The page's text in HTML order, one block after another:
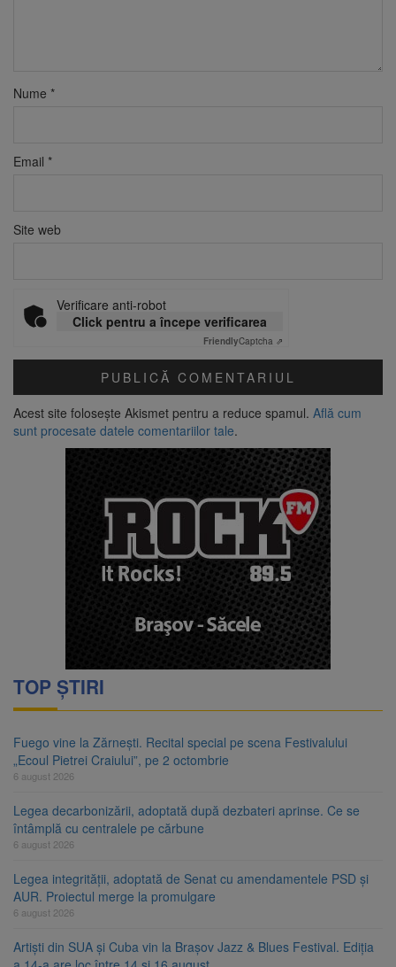
Nume *
Email *
Site web
Verificare anti-robot
Click pentru a începe verificarea
FriendlyCaptcha ⇗
Acest site folosește Akismet pentru a reduce spamul. Află cum
sunt procesate datele comentariilor tale.
TOP ȘTIRI
Fuego vine la Zărnești. Recital special pe scena Festivalului
„Ecoul Pietrei Craiului”, pe 2 octombrie
6 august 2026
Legea decarbonizării, adoptată după dezbateri aprinse. Ce se
întâmplă cu centralele pe cărbune
6 august 2026
Legea integrității, adoptată de Senat cu amendamentele PSD și
AUR. Proiectul merge la promulgare
6 august 2026
Artiști din SUA și Cuba vin la Brașov Jazz & Blues Festival. Ediția